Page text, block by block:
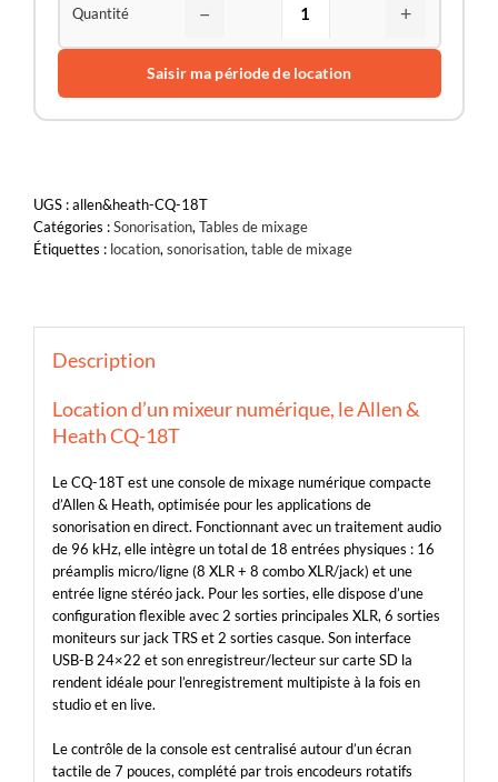
− +
Saisir ma période de location
UGS :allen&heath-CQ-18T
Catégories :Sonorisation, Tables de mixage
Étiquettes : location, sonorisation, table de mixage
Description
Location d’un mixeur numérique, le Allen &
Heath CQ-18T
Le CQ-18T est une console de mixage numérique compacte
d’Allen & Heath, optimisée pour les applications de
sonorisation en direct. Fonctionnant avec un traitement audio
de 96 kHz, elle intègre un total de 18 entrées physiques : 16
préamplis micro/ligne (8 XLR + 8 combo XLR/jack) et une
entrée ligne stéréo jack. Pour les sorties, elle dispose d’une
configuration flexible avec 2 sorties principales XLR, 6 sorties
moniteurs sur jack TRS et 2 sorties casque. Son interface
USB-B 24×22 et son enregistreur/lecteur sur carte SD la
rendent idéale pour l’enregistrement multipiste à la fois en
studio et en live.
Le contrôle de la console est centralisé autour d’un écran
tactile de 7 pouces, complété par trois encodeurs rotatifs